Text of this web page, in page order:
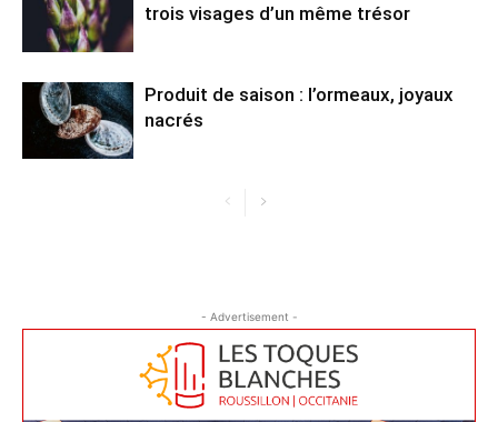
trois visages d’un même trésor
Produit de saison : l’ormeaux, joyaux
nacrés
- Advertisement -